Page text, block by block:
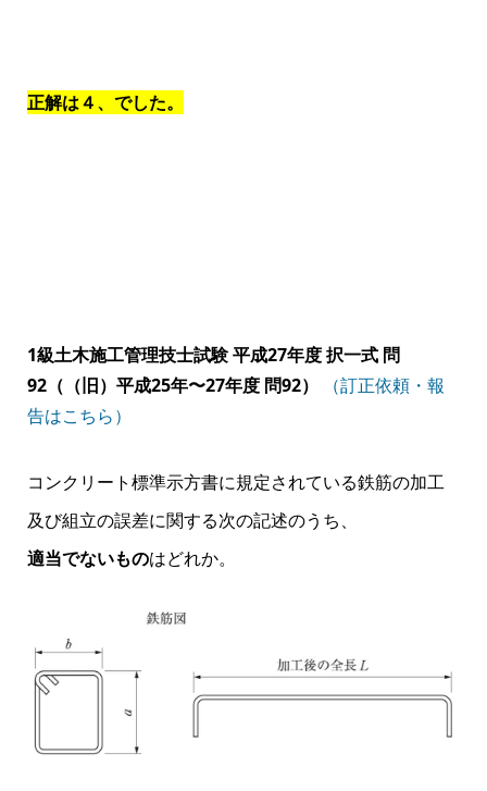
正解は４、でした。
1級土木施工管理技士試験 平成27年度 択一式 問
92（（旧）平成25年〜27年度 問92）
（訂正依頼・報
告はこちら）
コンクリート標準示方書に規定されている鉄筋の加工
及び組立の誤差に関する次の記述のうち、
適当でないものはどれか。